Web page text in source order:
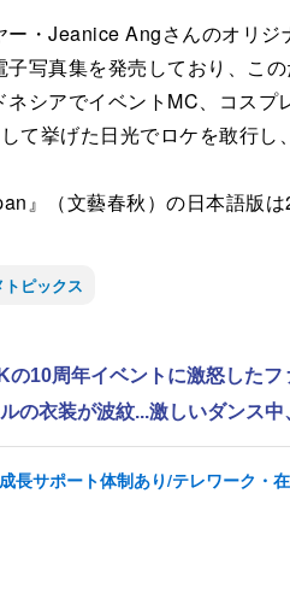
・Jeanice Angさんのオリ
写真集を発売しており、こ
シアでイベントMC、コス
て挙げた日光でロケを敢行し
』（文藝春秋）の日本語版
トピックス
10周年イベントに激怒したフ
の衣装が波紋...激しいダンス中
長サポート体制あり/テレワーク・